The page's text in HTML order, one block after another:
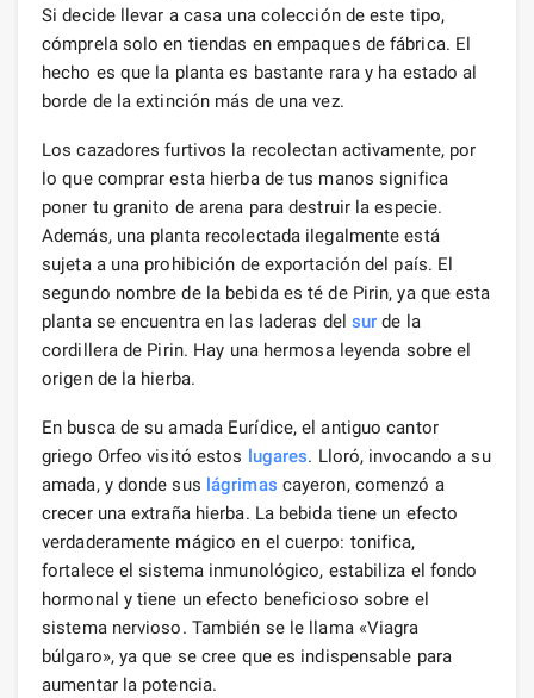
Si decide llevar a casa una colección de este tipo,
cómprela solo en tiendas en empaques de fábrica. El
hecho es que la planta es bastante rara y ha estado al
borde de la extinción más de una vez.
Los cazadores furtivos la recolectan activamente, por
lo que comprar esta hierba de tus manos significa
poner tu granito de arena para destruir la especie.
Además, una planta recolectada ilegalmente está
sujeta a una prohibición de exportación del país. El
segundo nombre de la bebida es té de Pirin, ya que esta
planta se encuentra en las laderas del sur de la
cordillera de Pirin. Hay una hermosa leyenda sobre el
origen de la hierba.
En busca de su amada Eurídice, el antiguo cantor
griego Orfeo visitó estos lugares. Lloró, invocando a su
amada, y donde sus lágrimas cayeron, comenzó a
crecer una extraña hierba. La bebida tiene un efecto
verdaderamente mágico en el cuerpo: tonifica,
fortalece el sistema inmunológico, estabiliza el fondo
hormonal y tiene un efecto beneficioso sobre el
sistema nervioso. También se le llama «Viagra
búlgaro», ya que se cree que es indispensable para
aumentar la potencia.